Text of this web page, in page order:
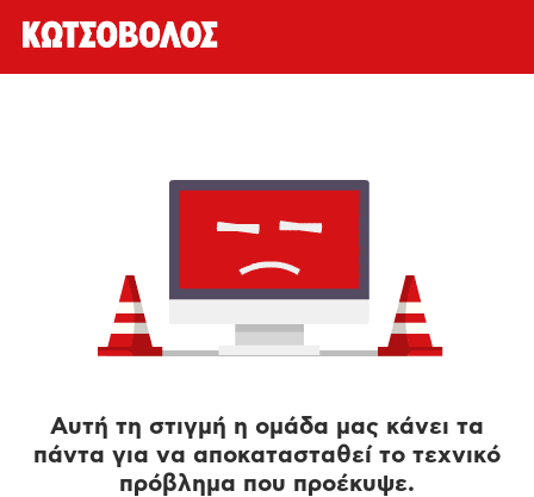
Αυτή τη στιγμή η ομάδα μας κάνει τα
πάντα για να αποκατασταθεί το τεχνικό
πρόβλημα που προέκυψε.